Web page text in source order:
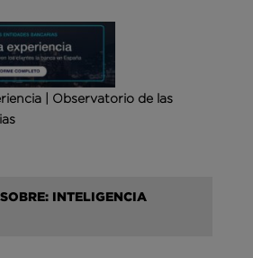
| Observatorio de las
INTELIGENCIA